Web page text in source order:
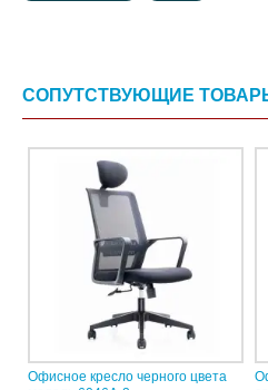
СОПУТСТВУЮЩИЕ
Офисное кресло черного цвета